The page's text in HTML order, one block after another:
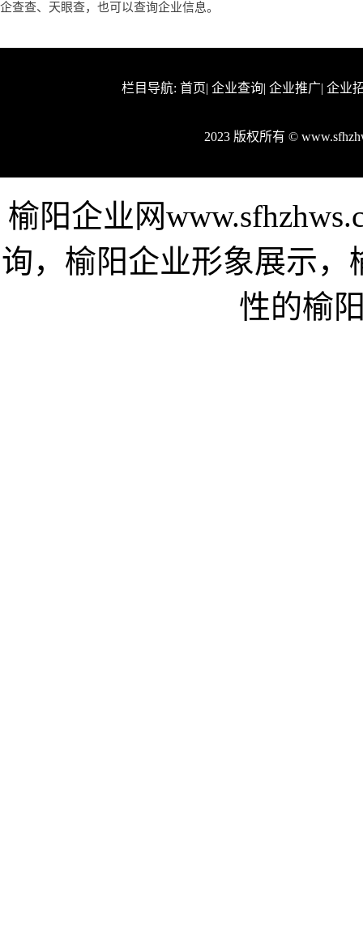
企查查、天眼查，也可以查询企业信息。
栏目导航: 首页| 企业查询| 企业推广| 企业
2023 版权所有 ©
榆阳企业网
询，榆阳企业形象展示
性的榆